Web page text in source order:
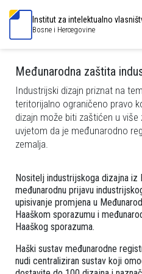
Institut za intelektualno
Bosne i Hercegovine
Međunarodna zaštita
Industrijski dizajn priznat na
teritorijalno ograničeno pravo
dizajn može biti zaštićen u
uvjetom da je međunarodno
zemalja.
Nositelj industrijskoga dizajna iz
međunarodnu prijavu
upisivanje promjena u
Haaškom sporazumu i
Haaškog sporazuma.
Haški sustav međunarodne
nudi centraliziran sustav koji